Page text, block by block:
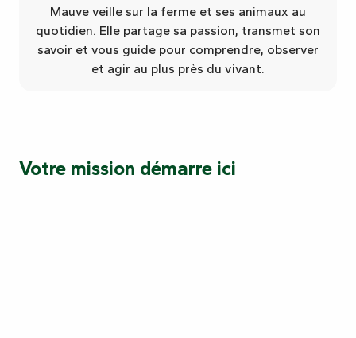
Mauve veille sur la ferme et ses animaux au
quotidien. Elle partage sa passion, transmet son
savoir et vous guide pour comprendre, observer
et agir au plus près du vivant.
Votre mission démarre ici